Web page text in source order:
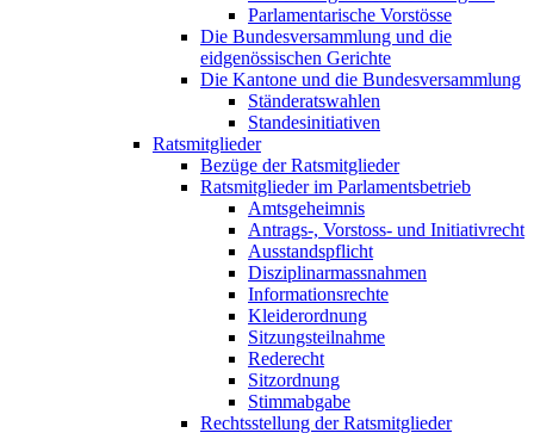
Parlamentarische Vorstösse
Die Bundesversammlung und die
eidgenössischen Gerichte
Die Kantone und die Bundesversammlung
Ständeratswahlen
Standesinitiativen
Ratsmitglieder
Bezüge der Ratsmitglieder
Ratsmitglieder im Parlamentsbetrieb
Amtsgeheimnis
Antrags-, Vorstoss- und Initiativrecht
Ausstandspflicht
Disziplinarmassnahmen
Informationsrechte
Kleiderordnung
Sitzungsteilnahme
Rederecht
Sitzordnung
Stimmabgabe
Rechtsstellung der Ratsmitglieder